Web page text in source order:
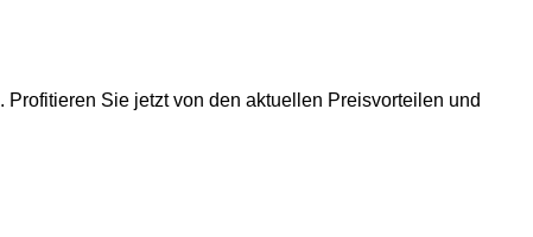
. Profitieren Sie jetzt von den aktuellen Preisvorteilen und